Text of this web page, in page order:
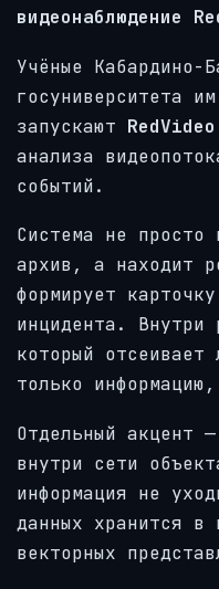
видеонаблюдение
Учёные Кабардино-
госуниверситета
запускают RedVideo
анализа
событий.
Система не просто
архив, а находит
формирует
инцидента. Внутри
который
только
Отдельный акцент
внутри сети
информация не
данных хранится в
векторных